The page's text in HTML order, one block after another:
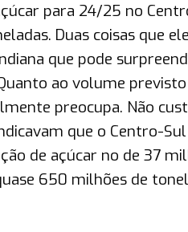
para 24/25 no
Duas coisas que
que pode
ao volume
preocupa. Não
que o Centro-
de açúcar no de 37
650 milhões de